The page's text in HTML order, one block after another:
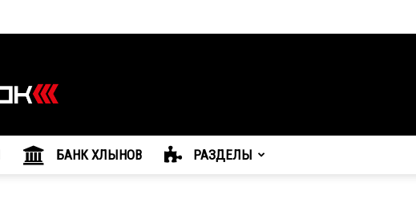
БАНК ХЛЫНОВ РАЗДЕЛЫ